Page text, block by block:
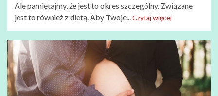
Ale pamiętajmy, że jest to okres szczególny. Związane
jest to również z dietą. Aby Twoje...Czytaj więcej